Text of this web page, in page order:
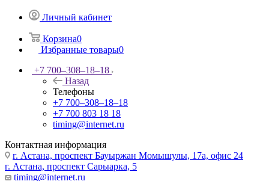
Личный кабинет
Корзина0
Избранные товары0
+7 700‒308‒18‒18
Назад
Телефоны
+7 700‒308‒18‒18
+7 700 803 18 18
timing@internet.ru
Контактная информация
г. Астана, проспект Бауыржан Момышулы, 17а, офис 24
г. Астана, проспект Сарыарка, 5
timing@internet.ru